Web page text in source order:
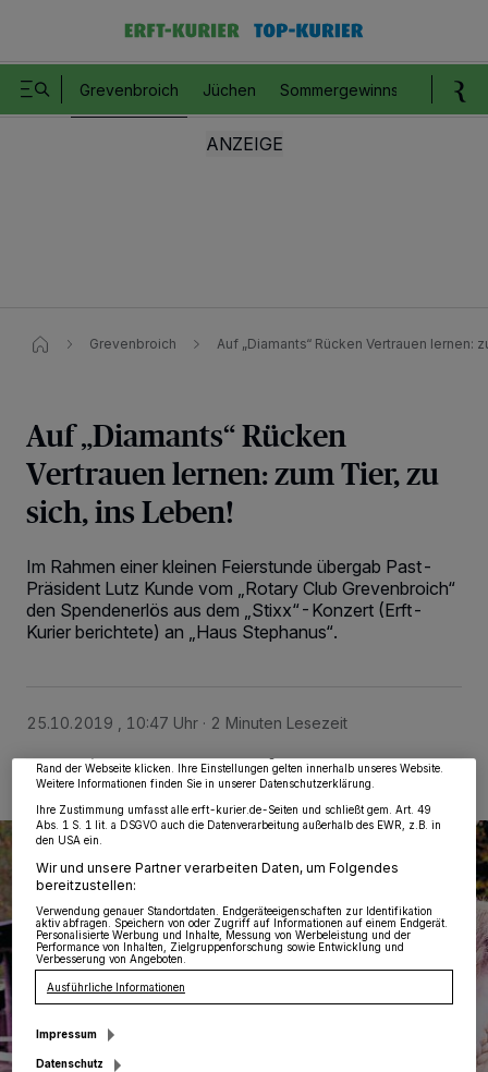
Grevenbroich Jüchen Sommergewinnspiel
Grevenbroich Auf „Diamants“ Rücken Vertrauen lernen:
Auf „Diamants“ Rücken
Vertrauen lernen: zum Tier, zu
sich, ins Leben!
Im Rahmen einer kleinen Feierstunde übergab Past-
Präsident Lutz Kunde vom „Rotary Club Grevenbroich“
den Spendenerlös aus dem „Stixx“-Konzert (Erft-
Kurier berichtete) an „Haus Stephanus“.
25.10.2019 , 10:47 Uhr 2 Minuten Lesezeit
möglicherweise nicht mehr so relevant für Sie. Sie können dieses Menü jederzeit
Rand der Webseite klicken. Ihre Einstellungen gelten innerhalb unseres Website.
Weitere Informationen finden Sie in unserer Datenschutzerklärung.
Ihre Zustimmung umfasst alle erft-kurier.de-Seiten und schließt gem. Art. 49
Abs. 1 S. 1 lit. a DSGVO auch die Datenverarbeitung außerhalb des EWR, z.B. in
den USA ein.
Wir und unsere Partner verarbeiten Daten, um Folgendes
bereitzustellen:
Verwendung genauer Standortdaten. Endgeräteeigenschaften zur Identifikation
aktiv abfragen. Speichern von oder Zugriff auf Informationen auf einem Endgerät.
Personalisierte Werbung und Inhalte, Messung von Werbeleistung und der
Performance von Inhalten, Zielgruppenforschung sowie Entwicklung und
Verbesserung von Angeboten.
Ausführliche Informationen
Impressum
Datenschutz